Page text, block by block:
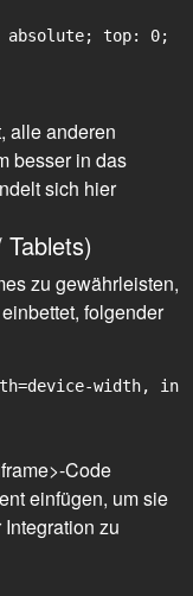
top: 0;
alle anderen
besser in das
sich hier
zu gewährleisten,
folgender
width,
Code
einfügen, um sie
zu